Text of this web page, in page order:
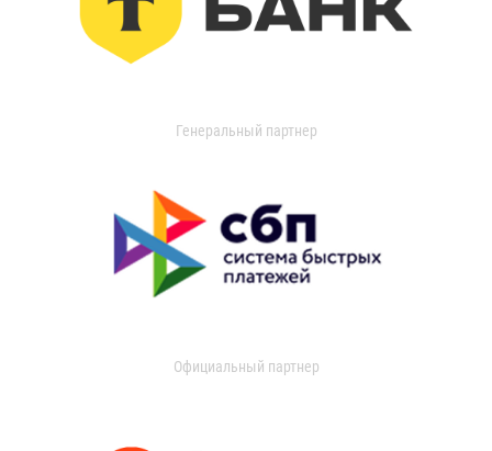
Генеральный партнер
Официальный партнер